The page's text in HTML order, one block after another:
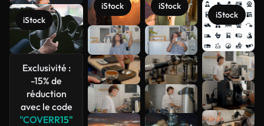
iStock
Exclusivité :
-15% de
réduction
avec le code
"COVERR15"
iStock iStock
iStock
Voir plus